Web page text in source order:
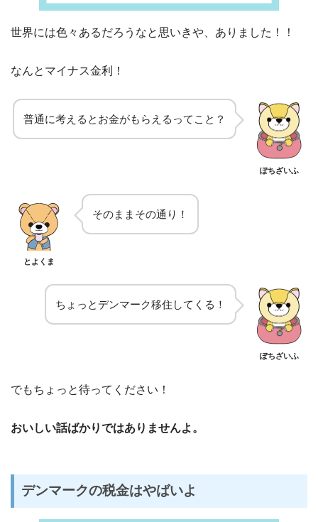
世界には色々あるだろうなと思いきや、ありました！！
なんとマイナス金利！
普通に考えるとお金がもらえるってこと？
ぽちざいふ
とよくま
そのままその通り！
ちょっとデンマーク移住してくる！
ぽちざいふ
でもちょっと待ってください！
おいしい話ばかりではありませんよ。
デンマークの税金はやばいよ